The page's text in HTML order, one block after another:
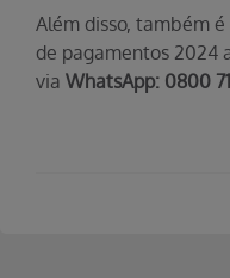
Além disso, também
de pagamentos 2024
via WhatsApp: 0800